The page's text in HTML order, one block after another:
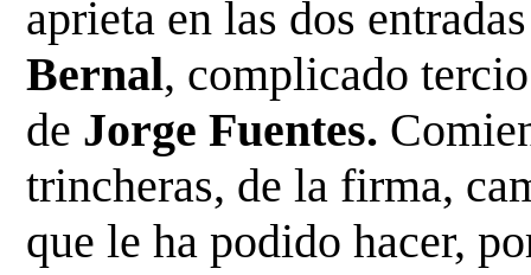
aprieta enlas dos
Bernal, complicado
de Jorge Fuentes.
trincheras, de la firma,
que le ha podido hacer,